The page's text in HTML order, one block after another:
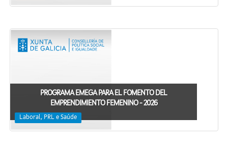
PROGRAMA EMEGA PARA EL FOMENTO DEL
EMPRENDIMIENTO FEMENINO - 2026
Laboral, PRL e Saúde